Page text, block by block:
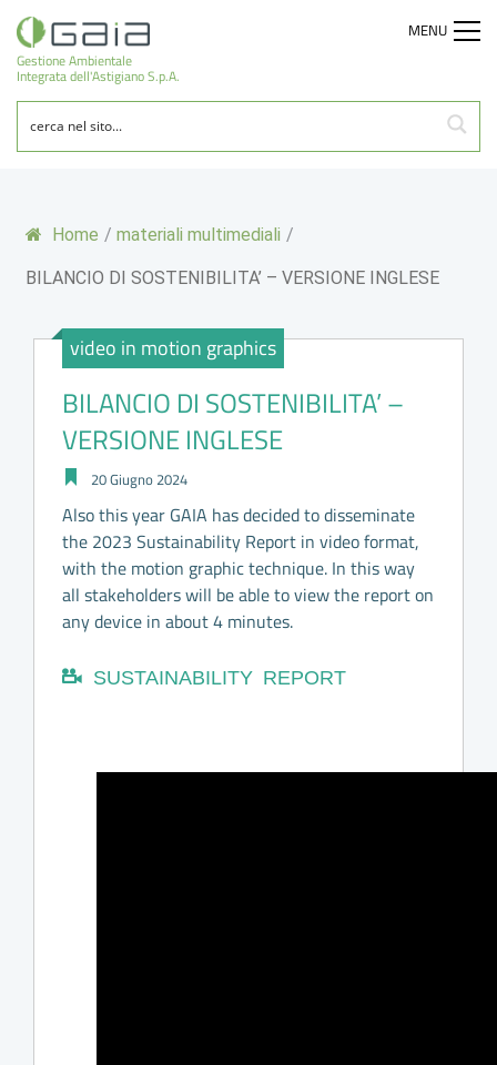
Gestione Ambientale
Integrata dell'Astigiano S.p.A.
MENU
Home / materiali multimediali /
BILANCIO DI SOSTENIBILITA’ – VERSIONE INGLESE
video in motion graphics
BILANCIO DI SOSTENIBILITA’ –
VERSIONE INGLESE
20 Giugno 2024
Also this year GAIA has decided to disseminate
the 2023 Sustainability Report in video format,
with the motion graphic technique. In this way
all stakeholders will be able to view the report on
any device in about 4 minutes.
SUSTAINABILITY REPORT